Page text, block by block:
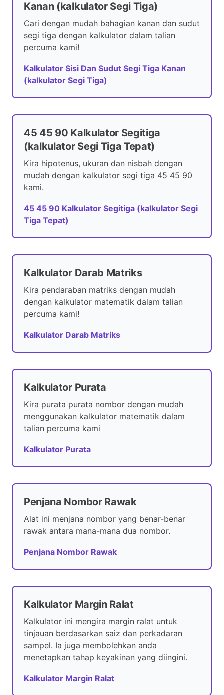
Kanan (kalkulator Segi Tiga)
Cari dengan mudah bahagian kanan dan sudut
segi tiga dengan kalkulator dalam talian
percuma kami!
Kalkulator Sisi Dan Sudut Segi Tiga Kanan
(kalkulator Segi Tiga)
45 45 90 Kalkulator Segitiga
(kalkulator Segi Tiga Tepat)
Kira hipotenus, ukuran dan nisbah dengan
mudah dengan kalkulator segi tiga 45 45 90
kami.
45 45 90 Kalkulator Segitiga (kalkulator Segi
Tiga Tepat)
Kalkulator Darab Matriks
Kira pendaraban matriks dengan mudah
dengan kalkulator matematik dalam talian
percuma kami!
Kalkulator Darab Matriks
Kalkulator Purata
Kira purata purata nombor dengan mudah
menggunakan kalkulator matematik dalam
talian percuma kami
Kalkulator Purata
Penjana Nombor Rawak
Alat ini menjana nombor yang benar-benar
rawak antara mana-mana dua nombor.
Penjana Nombor Rawak
Kalkulator Margin Ralat
Kalkulator ini mengira margin ralat untuk
tinjauan berdasarkan saiz dan perkadaran
sampel. Ia juga membolehkan anda
menetapkan tahap keyakinan yang diingini.
Kalkulator Margin Ralat